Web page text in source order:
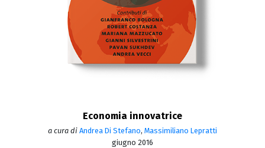
Economia innovatrice
a cura di Andrea Di Stefano, Massimiliano Lepratti
giugno 2016